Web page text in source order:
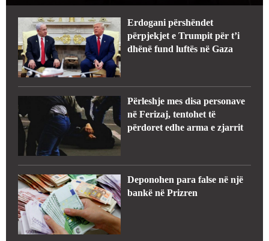
Erdogani përshëndet
përpjekjet e Trumpit për t’i
dhënë fund luftës në Gaza
Përleshje mes disa personave
në Ferizaj, tentohet të
përdoret edhe arma e zjarrit
Deponohen para false në një
bankë në Prizren